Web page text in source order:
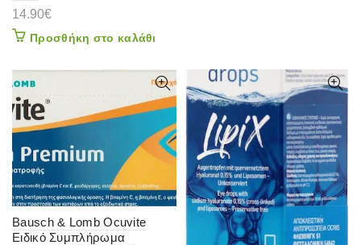
14.90€
Προσθήκη στο καλάθι
Bausch & Lomb Ocuvite
Ειδικό Συμπλήρωμα